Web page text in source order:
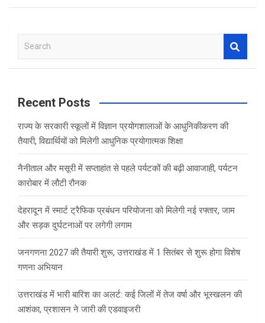
a
c
Recent Posts
राज्य के सरकारी स्कूलों में विज्ञान प्रयोगशालाओं के आधुनिकीकरण की
तैयारी, विद्यार्थियों को मिलेगी आधुनिक प्रयोगात्मक शिक्षा
नैनीताल और मसूरी में सप्ताहांत से पहले पर्यटकों की बढ़ी आवाजाही, पर्यटन
कारोबार में लौटी रौनक
देहरादून में स्मार्ट ट्रैफिक प्रबंधन परियोजना को मिलेगी नई रफ्तार, जाम
और सड़क दुर्घटनाओं पर लगेगी लगाम
जनगणना 2027 की तैयारी शुरू, उत्तराखंड में 1 सितंबर से शुरू होगा विशेष
गणना अभियान
उत्तराखंड में भारी बारिश का अलर्ट: कई जिलों में तेज वर्षा और भूस्खलन की
आशंका, प्रशासन ने जारी की एडवाइजरी